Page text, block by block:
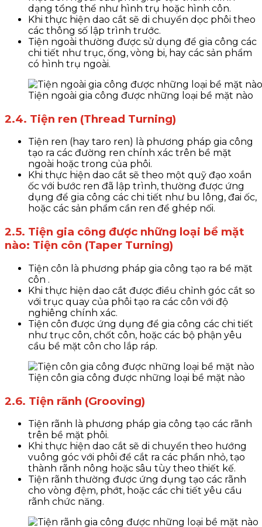
dạng tổng thể như hình trụ hoặc hình côn.
Khi thực hiện dao cắt sẽ di chuyển dọc phôi theo
các thông số lập trình trước.
Tiện ngoài thường được sử dụng để gia công các
chi tiết như trục, ống, vòng bi, hay các sản phẩm
có hình trụ ngoài.
Tiện ngoài gia công được những loại bề mặt nào
2.4. Tiện ren (Thread Turning)
Tiện ren (hay taro ren) là phương pháp gia công
tạo ra các đường ren chính xác trên bề mặt
ngoài hoặc trong của phôi.
Khi thực hiện dao cắt sẽ theo một quỹ đạo xoắn
ốc với bước ren đã lập trình, thường được ứng
dụng để gia công các chi tiết như bu lông, đai ốc,
hoặc các sản phẩm cần ren để ghép nối.
2.5. Tiện gia công được những loại bề mặt
nào: Tiện côn (Taper Turning)
Tiện côn là phương pháp gia công tạo ra bề mặt
côn .
Khi thực hiện dao cắt được điều chỉnh góc cắt so
với trục quay của phôi tạo ra các côn với độ
nghiêng chính xác.
Tiện côn được ứng dụng để gia công các chi tiết
như trục côn, chốt côn, hoặc các bộ phận yêu
cầu bề mặt côn cho lắp ráp.
Tiện côn gia công được những loại bề mặt nào
2.6. Tiện rãnh (Grooving)
Tiện rãnh là phương pháp gia công tạo các rãnh
trên bề mặt phôi.
Khi thực hiện dao cắt sẽ di chuyển theo hướng
vuông góc với phôi để cắt ra các phần nhỏ, tạo
thành rãnh nông hoặc sâu tùy theo thiết kế.
Tiện rãnh thường được ứng dụng tạo các rãnh
cho vòng đệm, phớt, hoặc các chi tiết yêu cầu
rãnh chức năng.